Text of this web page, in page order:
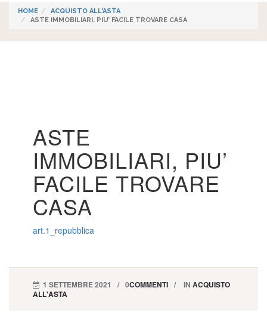
HOME
ACQUISTO ALL'ASTA
ASTE IMMOBILIARI, PIU’ FACILE TROVARE CASA
ASTE
IMMOBILIARI, PIU’
FACILE TROVARE
CASA
art.1_repubblica
1 SETTEMBRE 2021 0COMMENTI IN ACQUISTO
ALL'ASTA